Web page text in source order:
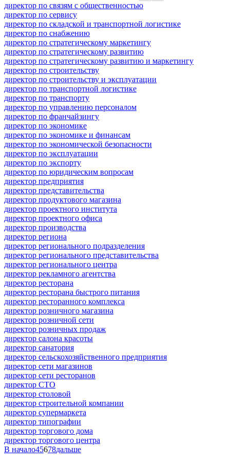
директор по связям с общественностью
директор по сервису
директор по складской и транспортной логистике
директор по снабжению
директор по стратегическому маркетингу
директор по стратегическому развитию
директор по стратегическому развитию и маркетингу
директор по строительству
директор по строительству и эксплуатации
директор по транспортной логистике
директор по транспорту
директор по управлению персоналом
директор по франчайзингу
директор по экономике
директор по экономике и финансам
директор по экономической безопасности
директор по эксплуатации
директор по экспорту
директор по юридическим вопросам
директор предприятия
директор представительства
директор продуктового магазина
директор проектного института
директор проектного офиса
директор производства
директор региона
директор регионального подразделения
директор регионального представительства
директор регионального центра
директор рекламного агентства
директор ресторана
директор ресторана быстрого питания
директор ресторанного комплекса
директор розничного магазина
директор розничной сети
директор розничных продаж
директор салона красоты
директор санатория
директор сельскохозяйственного предприятия
директор сети магазинов
директор сети ресторанов
директор СТО
директор столовой
директор строительной компании
директор супермаркета
директор типографии
директор торгового дома
директор торгового центра
В начало45678дальше